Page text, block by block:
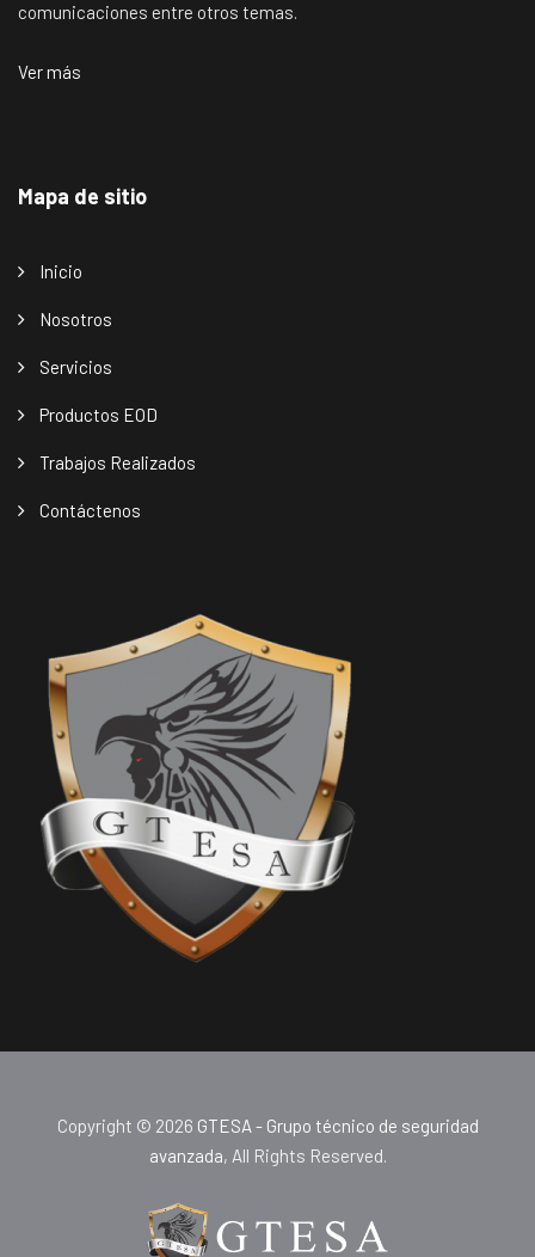
comunicaciones entre otros temas.
Ver más
Mapa de sitio
Inicio
Nosotros
Servicios
Productos EOD
Trabajos Realizados
Contáctenos
Copyright © 2026 GTESA - Grupo técnico de seguridad
avanzada, All Rights Reserved.